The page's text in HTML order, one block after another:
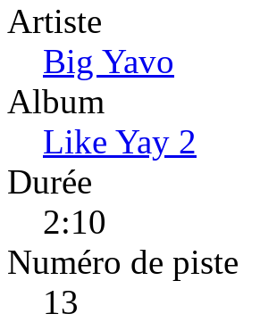
Artiste
Big Yavo
Album
Like Yay 2
Durée
2:10
Numéro de piste
13